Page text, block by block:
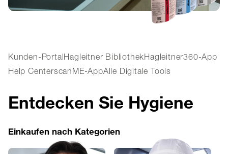
Kunden-PortalHagleitner BibliothekHagleitner360-App
Help CenterscanME-AppAlle Digitale Tools
Entdecken Sie Hygiene
Einkaufen nach Kategorien